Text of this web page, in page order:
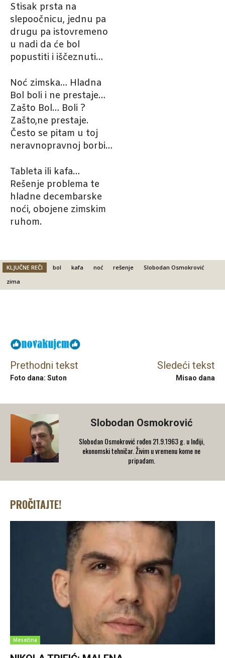
Stisak prsta na
slepoočnicu, jednu pa
drugu pa istovremeno
u nadi da će bol
popustiti i iščeznuti…
Noć zimska… Hladna
Bol boli i ne prestaje…
Zašto Bol… Boli ?
Zašto,ne prestaje.
Često se pitam u toj
neravnopravnoj borbi…
Tableta ili kafa…
Rešenje problema te
hladne decembarske
noći, obojene zimskim
ruhom.
KLJUČNE REČI bol kafa noć rešenje
Slobodan Osmokrović
zima
Prethodni tekst
Foto dana: Suton
Sledeći tekst
Misao dana
Slobodan Osmokrović
Slobodan Osmokrović rođen 21.9.1963 g. u Inđiji,
ekonomski tehničar. Živim u vremenu kome ne
pripadam.
PROČITAJTE!
Mesečina